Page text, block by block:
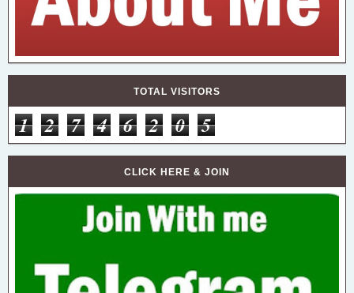
TOTAL VISITORS
1 2 7 4 6 2 0 5
CLICK HERE & JOIN